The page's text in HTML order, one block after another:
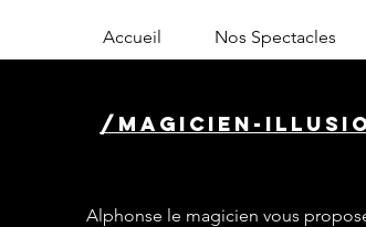
Accueil Nos Spectacles
/magicien-
Alphonse le magicien vous